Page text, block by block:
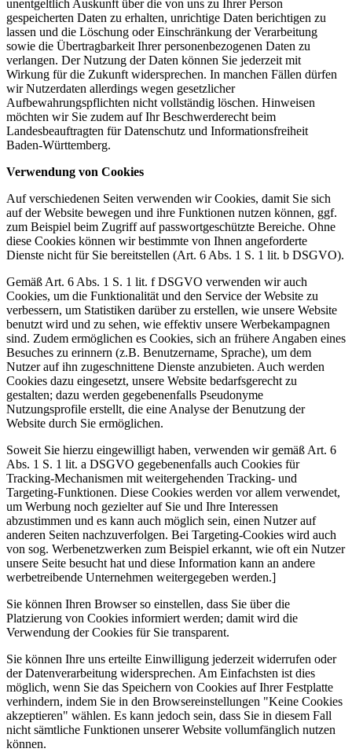
unentgeltlich Auskunft über die von uns zu Ihrer Person
gespeicherten Daten zu erhalten, unrichtige Daten berichtigen zu
lassen und die Löschung oder Einschränkung der Verarbeitung
sowie die Übertragbarkeit Ihrer personenbezogenen Daten zu
verlangen. Der Nutzung der Daten können Sie jederzeit mit
Wirkung für die Zukunft widersprechen. In manchen Fällen dürfen
wir Nutzerdaten allerdings wegen gesetzlicher
Aufbewahrungspflichten nicht vollständig löschen. Hinweisen
möchten wir Sie zudem auf Ihr Beschwerderecht beim
Landesbeauftragten für Datenschutz und Informationsfreiheit
Baden-Württemberg.
Verwendung von Cookies
Auf verschiedenen Seiten verwenden wir Cookies, damit Sie sich
auf der Website bewegen und ihre Funktionen nutzen können, ggf.
zum Beispiel beim Zugriff auf passwortgeschützte Bereiche. Ohne
diese Cookies können wir bestimmte von Ihnen angeforderte
Dienste nicht für Sie bereitstellen (Art. 6 Abs. 1 S. 1 lit. b DSGVO).
Gemäß Art. 6 Abs. 1 S. 1 lit. f DSGVO verwenden wir auch
Cookies, um die Funktionalität und den Service der Website zu
verbessern, um Statistiken darüber zu erstellen, wie unsere Website
benutzt wird und zu sehen, wie effektiv unsere Werbekampagnen
sind. Zudem ermöglichen es Cookies, sich an frühere Angaben eines
Besuches zu erinnern (z.B. Benutzername, Sprache), um dem
Nutzer auf ihn zugeschnittene Dienste anzubieten. Auch werden
Cookies dazu eingesetzt, unsere Website bedarfsgerecht zu
gestalten; dazu werden gegebenenfalls Pseudonyme
Nutzungsprofile erstellt, die eine Analyse der Benutzung der
Website durch Sie ermöglichen.
Soweit Sie hierzu eingewilligt haben, verwenden wir gemäß Art. 6
Abs. 1 S. 1 lit. a DSGVO gegebenenfalls auch Cookies für
Tracking-Mechanismen mit weitergehenden Tracking- und
Targeting-Funktionen. Diese Cookies werden vor allem verwendet,
um Werbung noch gezielter auf Sie und Ihre Interessen
abzustimmen und es kann auch möglich sein, einen Nutzer auf
anderen Seiten nachzuverfolgen. Bei Targeting-Cookies wird auch
von sog. Werbenetzwerken zum Beispiel erkannt, wie oft ein Nutzer
unsere Seite besucht hat und diese Information kann an andere
werbetreibende Unternehmen weitergegeben werden.]
Sie können Ihren Browser so einstellen, dass Sie über die
Platzierung von Cookies informiert werden; damit wird die
Verwendung der Cookies für Sie transparent.
Sie können Ihre uns erteilte Einwilligung jederzeit widerrufen oder
der Datenverarbeitung widersprechen. Am Einfachsten ist dies
möglich, wenn Sie das Speichern von Cookies auf Ihrer Festplatte
verhindern, indem Sie in den Browsereinstellungen "Keine Cookies
akzeptieren" wählen. Es kann jedoch sein, dass Sie in diesem Fall
nicht sämtliche Funktionen unserer Website vollumfänglich nutzen
können.